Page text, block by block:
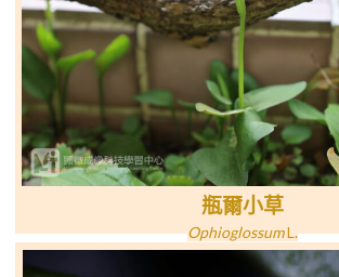
瓶爾小草
OphioglossumL.